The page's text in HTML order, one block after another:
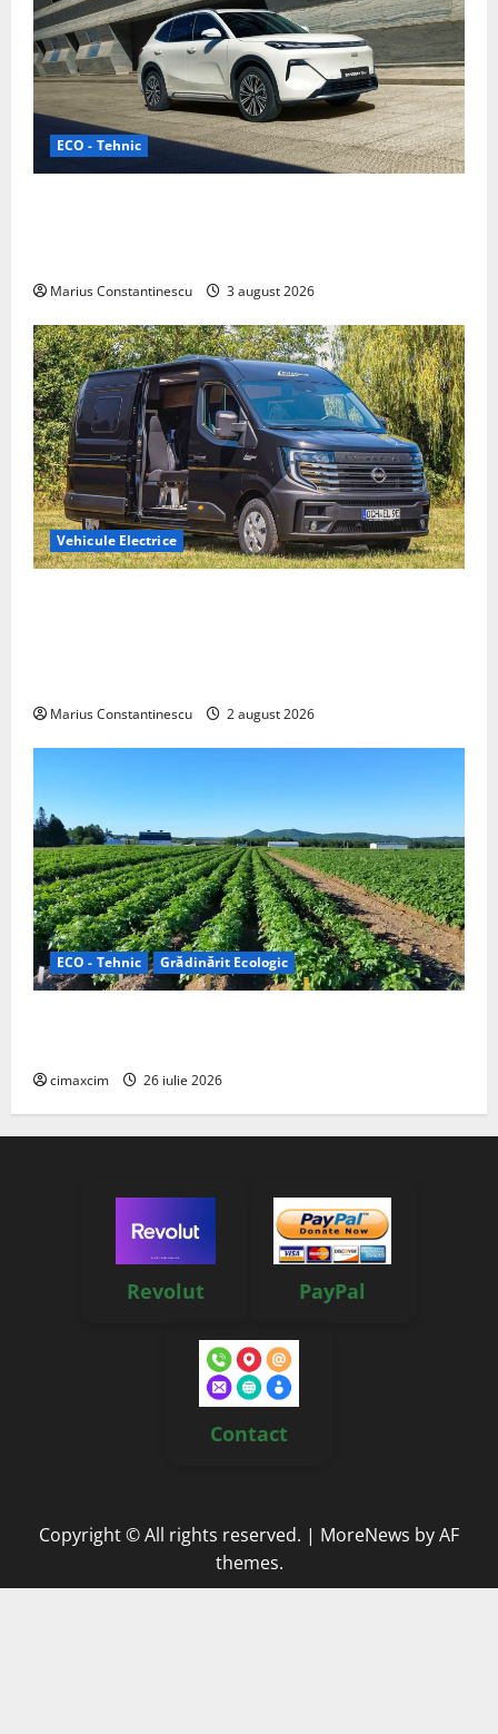
ECO - Tehnic
Marius Constantinescu 3 august 2026
Vehicule Electrice
Marius Constantinescu 2 august 2026
ECO - Tehnic Grădinărit Ecologic
cimaxcim 26 iulie 2026
Revolut PayPal
Contact
Copyright © All rights reserved. | MoreNews by AF
themes.